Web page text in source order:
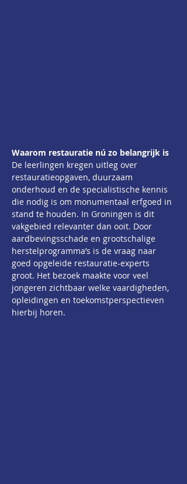
Waarom restauratie nú zo belangrijk is
De leerlingen kregen uitleg over
restauratieopgaven, duurzaam
onderhoud en de specialistische kennis
die nodig is om monumentaal erfgoed in
stand te houden. In Groningen is dit
vakgebied relevanter dan ooit. Door
aardbevingsschade en grootschalige
herstelprogramma’s is de vraag naar
goed opgeleide restauratie-experts
groot. Het bezoek maakte voor veel
jongeren zichtbaar welke vaardigheden,
opleidingen en toekomstperspectieven
hierbij horen.